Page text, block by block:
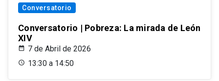
Conversatorio
Conversatorio | Pobreza: La mirada de León
XIV
7 de Abril de 2026
13:30 a 14:50